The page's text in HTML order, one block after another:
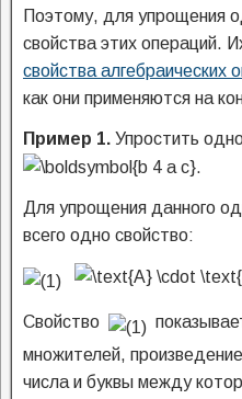
Поэтому, для упрощения
свойства этих операций.
свойства алгебраических
как они применяются на
Пример 1. Упростить
Для упрощения данного
всего одно свойство:
Свойство
множителей,
числа и буквы между